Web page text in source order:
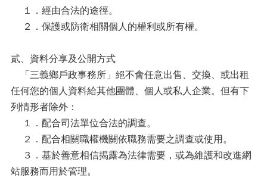
１．經由合法的途徑。
２．保護或防衛相關個人的權利或所有權。
貳、資料分享及公開方式
「三義鄉戶政事務所」絕不會任意出售、交換、或出租
任何您的個人資料給其他團體、個人或私人企業。但有下
列情形者除外：
１．配合司法單位合法的調查。
２．配合相關職權機關依職務需要之調查或使用。
３．基於善意相信揭露為法律需要，或為維護和改進網
站服務而用於管理。